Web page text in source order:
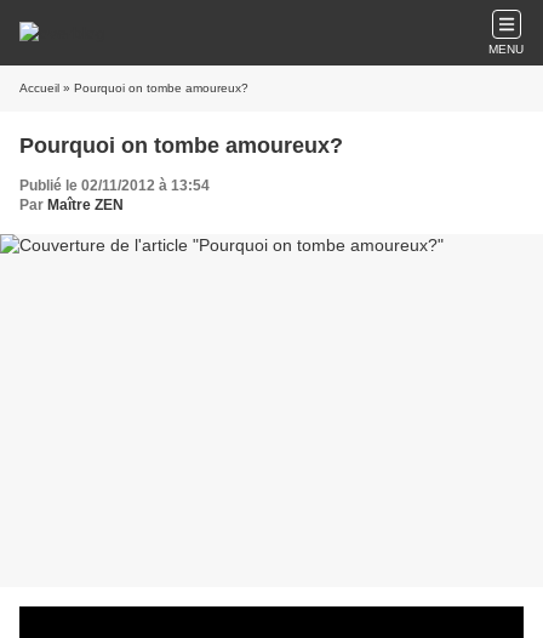
MENU
Accueil » Pourquoi on tombe amoureux?
Pourquoi on tombe amoureux?
Publié le 02/11/2012 à 13:54
Par Maître ZEN